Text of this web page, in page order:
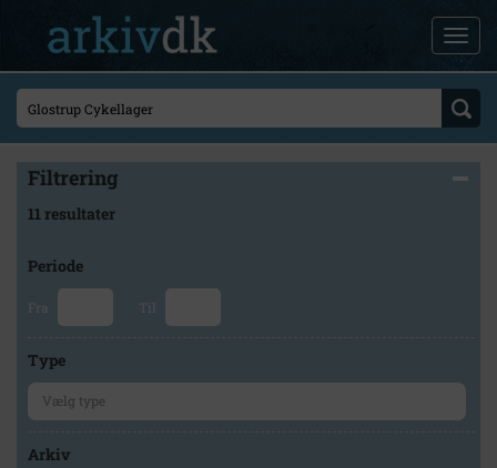
Filtrering
11 resultater
Periode
Fra Til
Type
Arkiv